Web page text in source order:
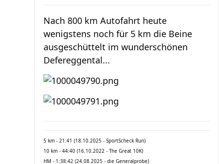
Nach 800 km Autofahrt heute
wenigstens noch für 5 km die Beine
ausgeschüttelt im wunderschönen
Defereggental...
5 km - 21:41 (18.10.2025 - SportScheck Run)
10 km - 44:40 (16.10.2022 - The Great 10K)
HM - 1:38:42 (24.08.2025 - die Generalprobe)